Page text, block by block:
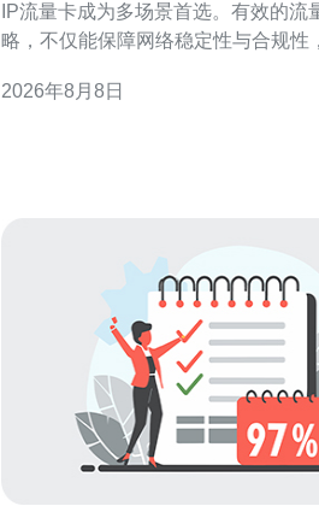
IP流量卡成为多场景首选。有效的流
略，不仅能保障网络稳定性与合规性
可操作的实施要点与最佳实践。 香港原生IP流量卡概
2026年8月8日